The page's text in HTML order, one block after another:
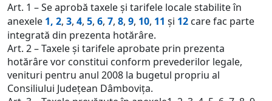
Art. 1 – Se aprobă taxele şi tarifele locale stabilite în
anexele 1, 2, 3, 4, 5, 6, 7, 8, 9, 10, 11 şi 12 care fac parte
integrată din prezenta hotărâre.
Art. 2 – Taxele şi tarifele aprobate prin prezenta
hotărâre vor constitui conform prevederilor legale,
venituri pentru anul 2008 la bugetul propriu al
Consiliului Judeţean Dâmboviţa.